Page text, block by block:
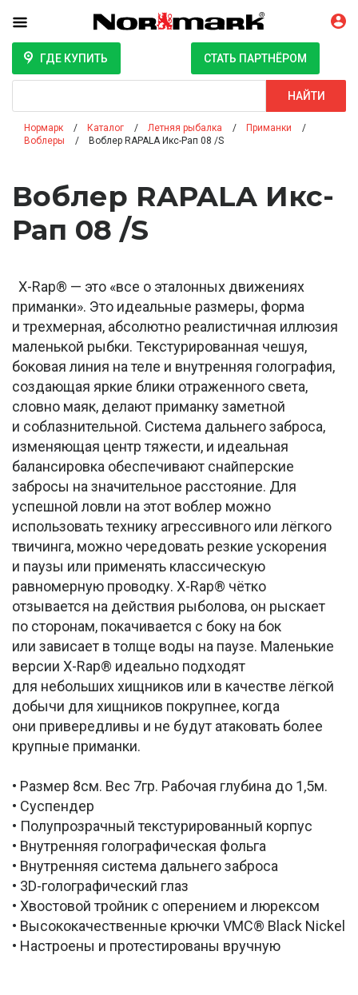
ГДЕ КУПИТЬ СТАТЬ ПАРТНЁРОМ
НАЙТИ
Нормарк Каталог Летняя рыбалка
Приманки
Воблеры
Воблер RAPALA Икс-Рап 08 /S
Воблер RAPALA Икс-
Рап 08 /S
X-Rap® — это «все о эталонных движениях
приманки». Это идеальные размеры, форма
и трехмерная, абсолютно реалистичная иллюзия
маленькой рыбки. Текстурированная чешуя,
боковая линия на теле и внутренняя голография,
создающая яркие блики отраженного света,
словно маяк, делают приманку заметной
и соблазнительной. Система дальнего заброса,
изменяющая центр тяжести, и идеальная
балансировка обеспечивают снайперские
забросы на значительное расстояние. Для
успешной ловли на этот воблер можно
использовать технику агрессивного или лёгкого
твичинга, можно чередовать резкие ускорения
и паузы или применять классическую
равномерную проводку. X-Rap® чётко
отзывается на действия рыболова, он рыскает
по сторонам, покачивается с боку на бок
или зависает в толще воды на паузе. Маленькие
версии X-Rap® идеально подходят
для небольших хищников или в качестве лёгкой
добычи для хищников покрупнее, когда
они привередливы и не будут атаковать более
крупные приманки.
• Размер 8см. Вес 7гр. Рабочая глубина до 1,5м.
• Суспендер
• Полупрозрачный текстурированный корпус
• Внутренняя голографическая фольга
• Внутренняя система дальнего заброса
• 3D-голографический глаз
• Хвостовой тройник с оперением и люрексом
• Высококачественные крючки VMC® Black Nickel
• Настроены и протестированы вручную